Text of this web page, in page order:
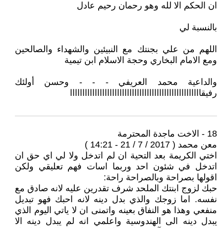
ان الحكم الا لله وهو رحمان رحيم عادل
بالنسبة لي
اللهم من علي بجنتك مع النبيئين والشهداء والصالحين
ومع الامام البخاري وحجة الاسلام ابن تيمية
والداعية محمد العريفي - - - وحسن أولئك
رفيقااااااااااااااااااااااااااااااااااااااااااااااااااااا
18 - الاخت ماجدة المحترمة
معن محمد ( 2017 / 7 / 21 - 14:21 )
اختي الكريمة بعد التحية ان لم اتدخل ولا لي اي حق ان
اتدخل في شئون احد وربما اسات فهم تعليقي ولكن
اقولها بصراحة وبالصراحة راحة:
حبك لزوج ابنتك الملحد شرف تقدرين عليه لانه صادق مع
نفسه. اما زوجك والذي بدل دينه لانه احبك فهو تبديل
منفعي وهذا هو النفاق بعينه واتمنى ان لا ياتي اليوم الذي
يبدل دينه الى الهندوسية واعلمي انه لم يبدل دينه الا